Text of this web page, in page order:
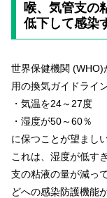
喉、気管支の
低下して感染
世界保健機関
用の換気ガイドライ
・気温を24～27度
・湿度が50～60％
に保つことが望まし
これは、湿度が低す
支の粘液の量が減っ
どへの感染防護機能